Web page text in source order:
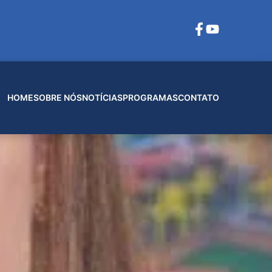
HOMESOBRE NÓSNOTÍCIASPROGRAMASCONTATO